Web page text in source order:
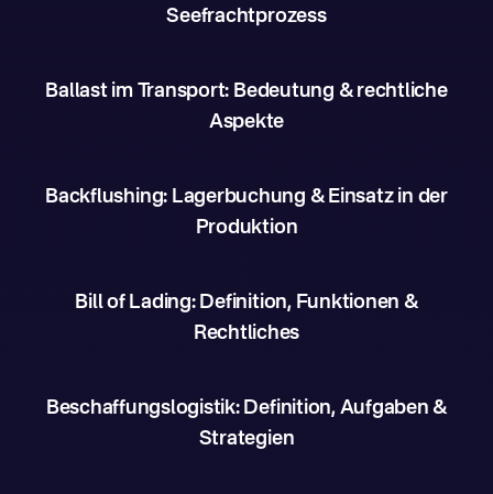
Seefrachtprozess
Ballast im Transport: Bedeutung & rechtliche
Aspekte
Backflushing: Lagerbuchung & Einsatz in der
Produktion
Bill of Lading: Definition, Funktionen &
Rechtliches
Beschaffungslogistik: Definition, Aufgaben &
Strategien